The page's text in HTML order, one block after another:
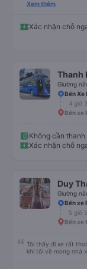
please display the
quy định rõ ràng về
để tránh làm phiền
khẩu Wi-Fi trong xe
Xem thêm
Xác nhận chỗ
Thanh
Giường
Bến Xe
4 giờ
Bến xe
Không cần
Xác nhận chỗ
Duy
Giường
Bến xe
5 giờ
Bến xe
Tôi thấy đi xe rất thoải mái nhà xe rất
khi tôi về mong nhà